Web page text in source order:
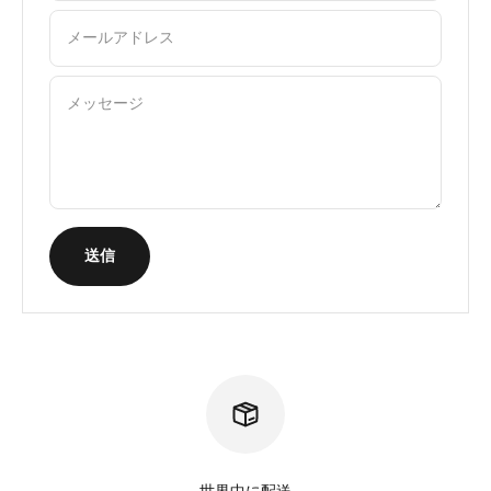
メールアドレス
メッセージ
送信